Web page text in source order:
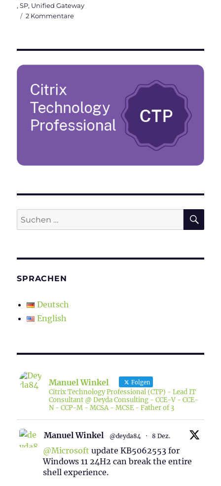
,SP, Unified Gateway
2 Kommentarezu
IdP
Suchen
nach:
SPRACHEN
Deutsch
English
Manuel Winkel Folgen
Citrix Technology Professional (CTP) - Lead IT
Consultant @ Deyda Consulting - CCE-V - CCE-
N - CCP-M - MCSA - MCSE - Father of 3
Manuel Winkel @deyda84 · 8 Dez.
@Microsoft update KB5062553 for
Windows 11 24H2 can break the entire
shell experience.